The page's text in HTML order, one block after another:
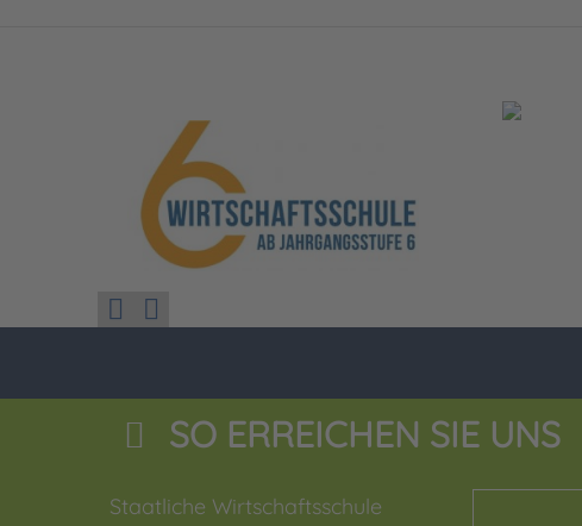
SO ERREICHEN SIE UNS
Staatliche Wirtschaftsschule